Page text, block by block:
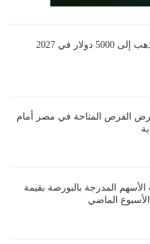
الفرص المتاحة في مصر أمام
الأسهم المدرجة بالبورصة بقيمة